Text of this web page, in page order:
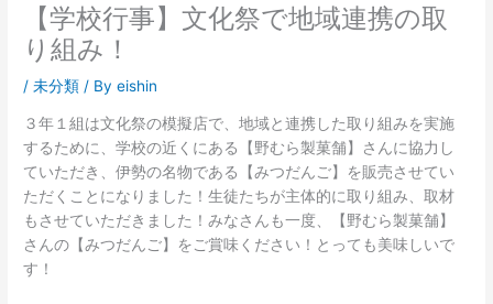
【学校行事】文化祭で地域連携の取
り組み！
/未分類 / Byeishin
３年１組は文化祭の模擬店で、地域と連携した取り組みを実施
するために、学校の近くにある【野むら製菓舗】さんに協力し
ていただき、伊勢の名物である【みつだんご】を販売させてい
ただくことになりました！生徒たちが主体的に取り組み、取材
もさせていただきました！みなさんも一度、【野むら製菓舗】
さんの【みつだんご】をご賞味ください！とっても美味しいで
す！